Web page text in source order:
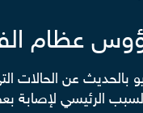
عظام
بالحديث عن
الرئيسي لإصابة